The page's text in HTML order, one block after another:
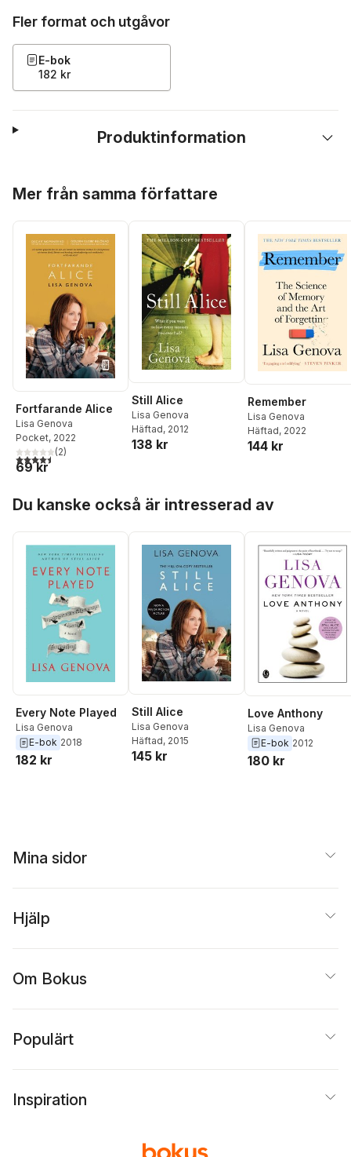
Fler format och utgåvor
E-bok
182 kr
Produktinformation
Mer från samma författare
Fortfarande Alice
Lisa Genova
Pocket, 2022
4,5utav 5 stjärnor. Totalt antal röster:
(2)
69 kr
Still Alice
Lisa Genova
Häftad, 2012
138 kr
Remember
Lisa Genova
Häftad, 2022
144 kr
Du kanske också är intresserad av
Every Note Played
Lisa Genova
E-bok 2018
182 kr
Still Alice
Lisa Genova
Häftad, 2015
145 kr
Love Anthony
Lisa Genova
E-bok 2012
180 kr
Mina sidor
Hjälp
Om Bokus
Populärt
Inspiration